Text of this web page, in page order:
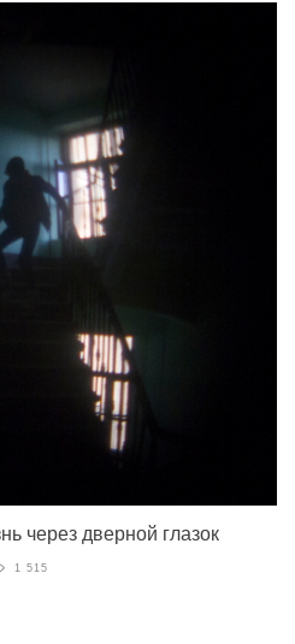
через дверной глазок
1 515